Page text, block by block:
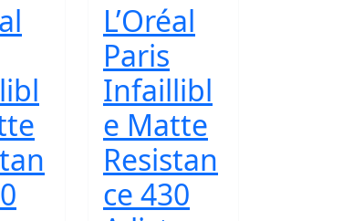
L’Oréal
Paris
Infaillibl
e Matte
Resistan
ce 430